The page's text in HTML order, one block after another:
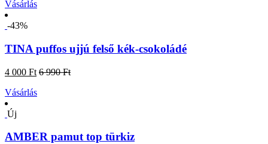
Vásárlás
-43%
TINA puffos ujjú felső kék-csokoládé
4 000 Ft 6 990 Ft
Vásárlás
Új
AMBER pamut top türkiz